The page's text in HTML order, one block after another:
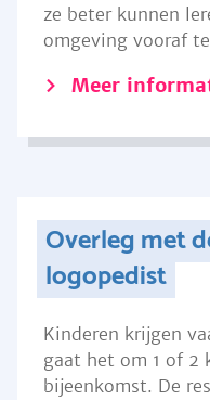
ze beter kunnen
omgeving vooraf
Meer
Overleg met
logopedist
Kinderen krijgen
gaat het om 1 of 2
bijeenkomst. De